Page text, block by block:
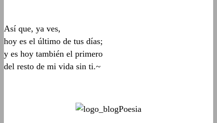
Así que, ya ves,
hoy es el último de tus días;
y es hoy también el primero
del resto de mi vida sin ti.~